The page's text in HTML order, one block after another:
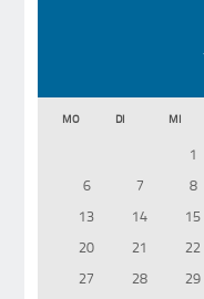
MO DI MI
1
6
7 8
13
14 15
20
21 22
27
28 29